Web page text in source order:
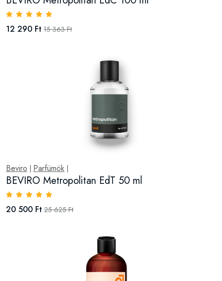
12 290 Ft 15 363 Ft
Beviro Parfümök
BEVIRO Metropolitan EdT 50 ml
20 500 Ft 25 625 Ft